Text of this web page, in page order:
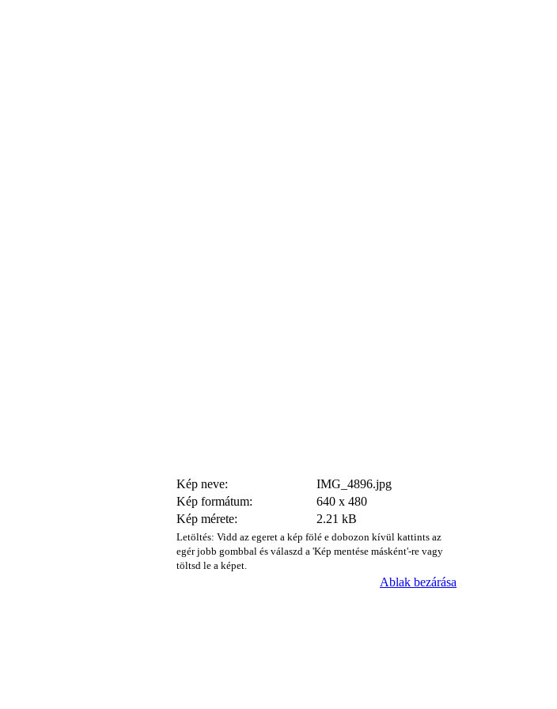
Kép neve:
IMG_4896.jpg
Kép formátum:
640 x 480
Kép mérete:
2.21 kB
Letöltés: Vidd az egeret a kép fölé e dobozon kívül kattints az
egér jobb gombbal és válaszd a 'Kép mentése másként'-re vagy
töltsd le a képet.
Ablak bezárása